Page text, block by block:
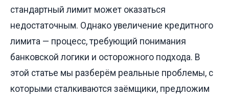
стандартный лимит может оказаться
недостаточным. Однако увеличение кредитного
лимита — процесс, требующий понимания
банковской логики и осторожного подхода. В
этой статье мы разберём реальные проблемы, с
которыми сталкиваются заёмщики, предложим